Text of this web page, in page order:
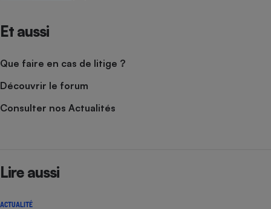
Et aussi
Que faire en cas de litige ?
Découvrir le forum
Consulter nos Actualités
Lire aussi
ACTUALITÉ